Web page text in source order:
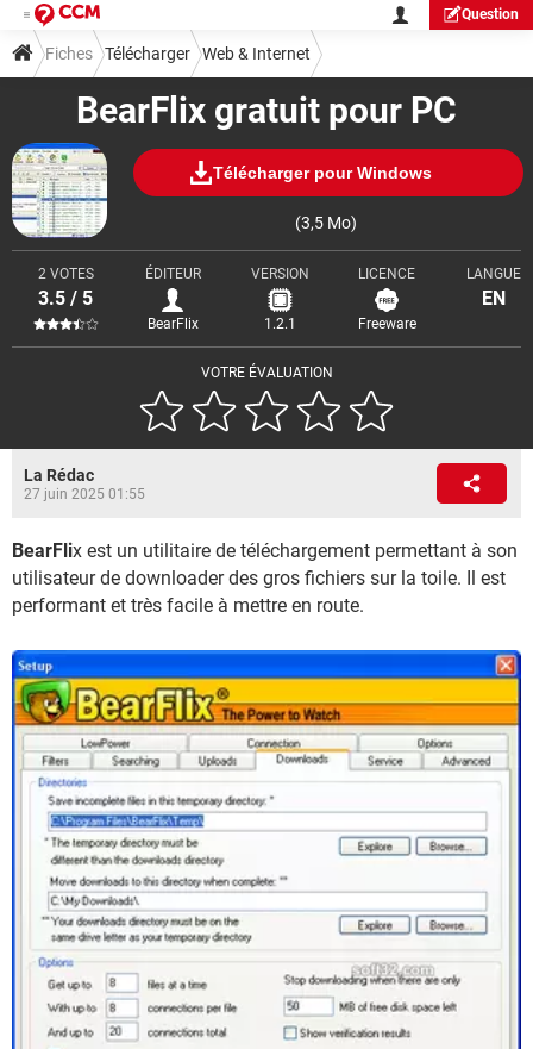
Question
BearFlix gratuit pour PC
Télécharger pour Windows
(3,5 Mo)
VOTRE ÉVALUATION
2 VOTES
3.5 / 5
ÉDITEUR
BearFlix
VERSION
1.2.1
LICENCE
Freeware
LANGUE
EN
Fiches Télécharger Web & Internet
Téléchargement & Transfert
La Rédac
27 juin 2025 01:55
BearFlix est un utilitaire de téléchargement permettant à son
utilisateur de downloader des gros fichiers sur la toile. Il est
performant et très facile à mettre en route.